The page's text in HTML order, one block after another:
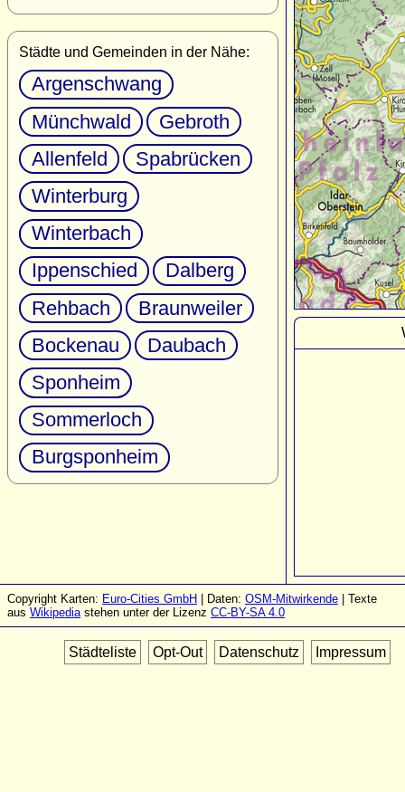
Städte und Gemeinden in der Nähe:
Argenschwang
Münchwald
Gebroth
Allenfeld
Spabrücken
Winterburg
Winterbach
Ippenschied
Dalberg
Rehbach
Braunweiler
Bockenau
Daubach
Sponheim
Sommerloch
Burgsponheim
Copyright Karten: Euro-Cities GmbH | Daten: OSM-Mitwirkende | Texte
aus Wikipediastehen unter der Lizenz CC-BY-SA 4.0
Städteliste Opt-Out Datenschutz Impressum